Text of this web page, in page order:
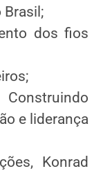
Brasil;
dos fios
e liderança
Konrad